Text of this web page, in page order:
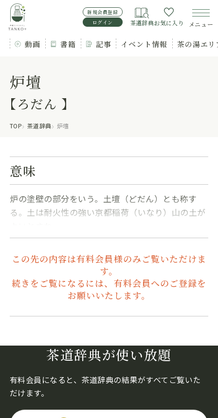
新規会員登録
ログイン
茶道辞典お気に入り メニュー
動画 書籍 記事 イベント情報 茶の湯エ
炉壇
【ろだん 】
TOP 茶道辞典 炉壇
意味
炉の塗壁の部分をいう。土壇（どだん）とも称す
る。土は耐火性の強い京都稲荷（いなり）山の土が
この先の内容は有料会員様のみご覧いただけま
す。
続きをご覧になるには、有料会員へのご登録を
お願いいたします。
茶道辞典が使い放題
有料会員になると、茶道辞典の結果がすべてご覧いた
だけます。